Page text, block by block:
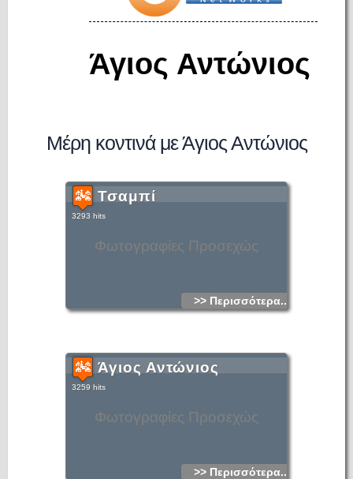
Άγιος Αντώνιος
Μέρη κοντινά με Άγιος Αντώνιος
Φωτογραφίες Προσεχώς
Τσαμπί
3293 hits
>> Περισσότερα...
Φωτογραφίες Προσεχώς
Άγιος Αντώνιος
3259 hits
>> Περισσότερα...